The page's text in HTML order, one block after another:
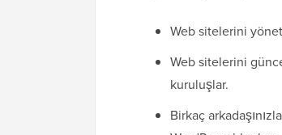
Web sitelerini
Web sitelerini
kuruluşlar.
Birkaç